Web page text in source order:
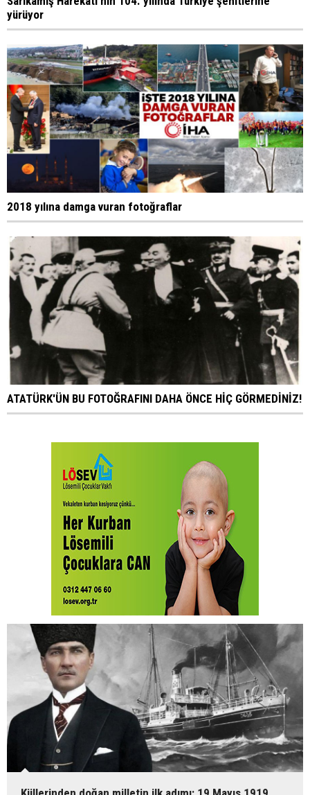
yürüyor
2018 yılına damga vuran fotoğraflar
ATATÜRK'ÜN BU FOTOĞRAFINI DAHA ÖNCE HİÇ GÖRMEDİNİZ!